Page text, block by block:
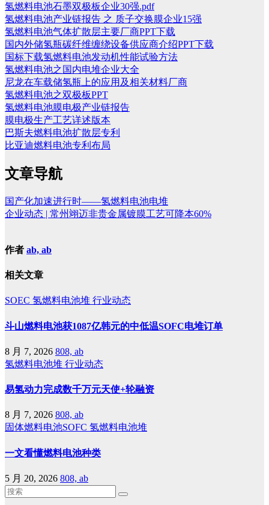
氢燃料电池石墨双极板企业30强.pdf
氢燃料电池产业链报告 之 质子交换膜企业15强
氢燃料电池气体扩散层主要厂商PPT下载
国内外储氢瓶碳纤维缠绕设备供应商介绍PPT下载
国标下载氢燃料电池发动机性能试验方法
氢燃料电池之国内电堆企业大全
尼龙在车载储氢瓶上的应用及相关材料厂商
氢燃料电池之双极板PPT
氢燃料电池膜电极产业链报告
膜电极生产工艺详述版本
巴斯夫燃料电池扩散层专利
比亚迪燃料电池专利布局
文章导航
国产化加速进行时——氢燃料电池电堆
企业动态 | 常州翊迈非贵金属镀膜工艺可降本60%
作者 ab, ab
相关文章
SOEC 氢燃料电池堆 行业动态
斗山燃料电池获1087亿韩元的中低温SOFC电堆订单
8 月 7, 2026 808, ab
氢燃料电池堆 行业动态
易氢动力完成数千万元天使+轮融资
8 月 7, 2026 808, ab
固体燃料电池SOFC 氢燃料电池堆
一文看懂燃料电池种类
5 月 20, 2026 808, ab